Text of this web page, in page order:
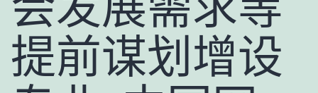
提前谋划增设